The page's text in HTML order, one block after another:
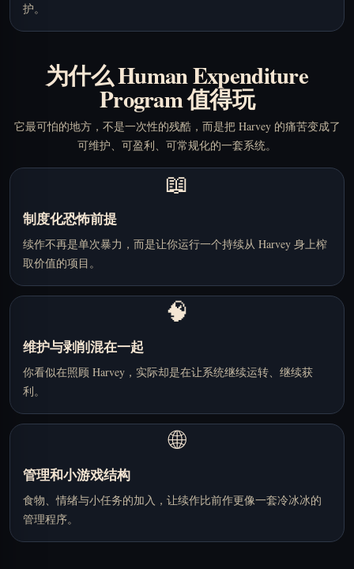
护。
为什么 Human Expenditure
Program 值得玩
它最可怕的地方，不是一次性的残酷，而是把 Harvey 的痛苦变成了
可维护、可盈利、可常规化的一套系统。
📖
制度化恐怖前提
续作不再是单次暴力，而是让你运行一个持续从 Harvey 身上榨
取价值的项目。
🧠
维护与剥削混在一起
你看似在照顾 Harvey，实际却是在让系统继续运转、继续获
利。
🌐
管理和小游戏结构
食物、情绪与小任务的加入，让续作比前作更像一套冷冰冰的
管理程序。